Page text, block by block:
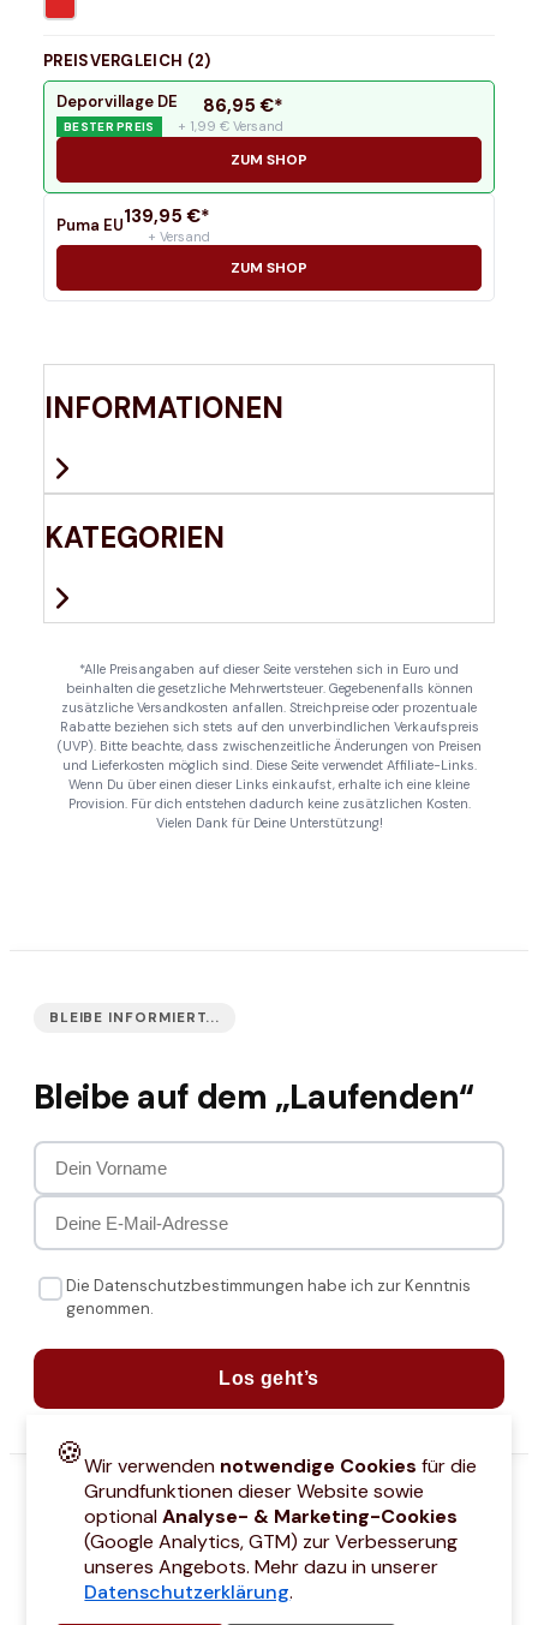
PREISVERGLEICH (2)
Deporvillage DE
BESTER PREIS
86,95 €*
+ 1,99 € Versand
ZUM SHOP
Puma EU139,95 €*
+ Versand
ZUM SHOP
INFORMATIONEN
KATEGORIEN
*Alle Preisangaben auf dieser Seite verstehen sich in Euro und
beinhalten die gesetzliche Mehrwertsteuer. Gegebenenfalls können
zusätzliche Versandkosten anfallen. Streichpreise oder prozentuale
Rabatte beziehen sich stets auf den unverbindlichen Verkaufspreis
(UVP). Bitte beachte, dass zwischenzeitliche Änderungen von Preisen
und Lieferkosten möglich sind. Diese Seite verwendet Affiliate-Links.
Wenn Du über einen dieser Links einkaufst, erhalte ich eine kleine
Provision. Für dich entstehen dadurch keine zusätzlichen Kosten.
Vielen Dank für Deine Unterstützung!
BLEIBE INFORMIERT...
Bleibe auf dem „Laufenden“
Die Datenschutzbestimmungen habe ich zur Kenntnis
genommen.
Los geht’s
🍪Wir verwenden notwendige Cookies für die
Grundfunktionen dieser Website sowie
optionalAnalyse- & Marketing-Cookies
(Google Analytics, GTM) zur Verbesserung
unseres Angebots. Mehr dazu in unserer
Datenschutzerklärung.